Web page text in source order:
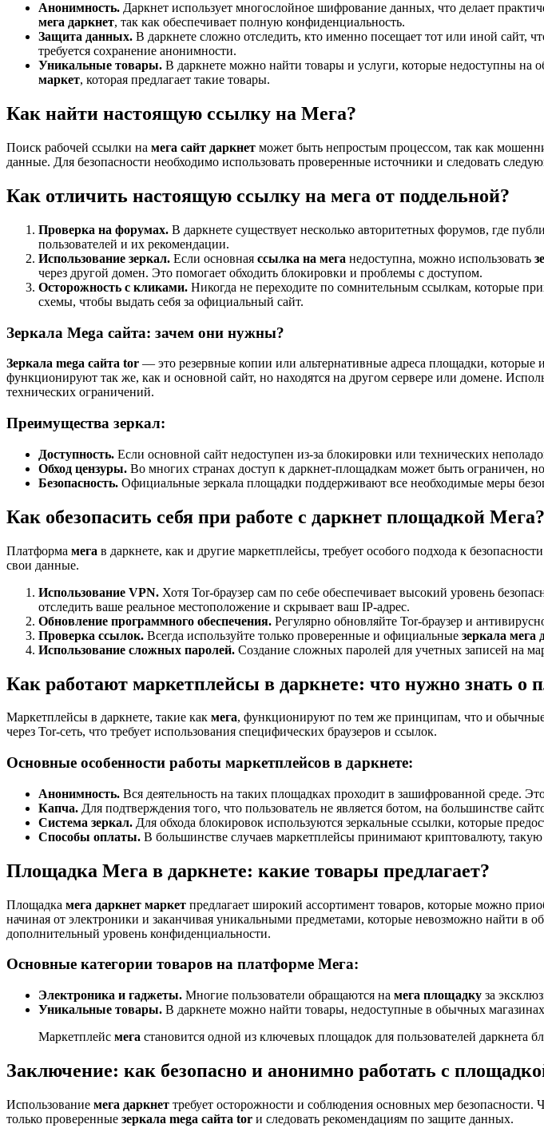
Анонимность. Даркнет использует многослойное шифрование данных, что делает
мега даркнет, так как обеспечивает полную конфиденциальность.
Защита данных. В даркнете сложно отследить, кто именно посещает тот или иной сайт,
требуется сохранение анонимности.
Уникальные товары. В даркнете можно найти товары и услуги, которые недоступны
маркет, которая предлагает такие товары.
Как найти настоящую ссылку на Мега?
Поиск рабочей ссылки на мега сайт даркнет может быть непростым процессом, так как
данные. Для безопасности необходимо использовать проверенные источники и следовать
Как отличить настоящую ссылку на мега от поддельной?
Проверка на форумах. В даркнете существует несколько авторитетных форумов, где
пользователей и их рекомендации.
Использование зеркал. Если основная ссылка на мега недоступна, можно использовать
через другой домен. Это помогает обходить блокировки и проблемы с доступом.
Осторожность с кликами. Никогда не переходите по сомнительным ссылкам, которые
схемы, чтобы выдать себя за официальный сайт.
Зеркала Mega сайта: зачем они нужны?
Зеркала mega сайта tor — это резервные копии или альтернативные адреса площадки,
функционируют так же, как и основной сайт, но находятся на другом сервере или домене.
технических ограничений.
Преимущества зеркал:
Доступность. Если основной сайт недоступен из-за блокировки или технических
Обход цензуры. Во многих странах доступ к даркнет-площадкам может быть ограничен,
Безопасность. Официальные зеркала площадки поддерживают все необходимые меры
Как обезопасить себя при работе с даркнет площадкой Мега?
Платформа мега в даркнете, как и другие маркетплейсы, требует особого подхода к
свои данные.
Использование VPN. Хотя Tor-браузер сам по себе обеспечивает высокий уровень
отследить ваше реальное местоположение и скрывает ваш IP-адрес.
Обновление программного обеспечения. Регулярно обновляйте Tor-браузер и
Проверка ссылок. Всегда используйте только проверенные и официальные зеркала мега
Использование сложных паролей. Создание сложных паролей для учетных записей на
Как работают маркетплейсы в даркнете: что нужно знать о
Маркетплейсы в даркнете, такие как мега, функционируют по тем же принципам, что и
через Tor-сеть, что требует использования специфических браузеров и ссылок.
Основные особенности работы маркетплейсов в даркнете:
Анонимность. Вся деятельность на таких площадках проходит в зашифрованной среде.
Капча. Для подтверждения того, что пользователь не является ботом, на большинстве
Система зеркал. Для обхода блокировок используются зеркальные ссылки, которые
Способы оплаты. В большинстве случаев маркетплейсы принимают криптовалюту,
Площадка Мега в даркнете: какие товары предлагает?
Площадка мега даркнет маркет предлагает широкий ассортимент товаров, которые можно
начиная от электроники и заканчивая уникальными предметами, которые невозможно найти в
дополнительный уровень конфиденциальности.
Основные категории товаров на платформе Мега:
Электроника и гаджеты. Многие пользователи обращаются на мега площадку за
Уникальные товары. В даркнете можно найти товары, недоступные в обычных
Маркетплейс мега становится одной из ключевых площадок для пользователей даркнета
Заключение: как безопасно и анонимно работать с
Использование мега даркнет требует осторожности и соблюдения основных мер
только проверенные зеркала mega сайта tor и следовать рекомендациям по защите данных.